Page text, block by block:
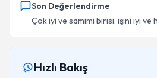
Son Değerlendirme
Çok iyi ve samimi birisi. işini iyi ve
Hızlı Bakış